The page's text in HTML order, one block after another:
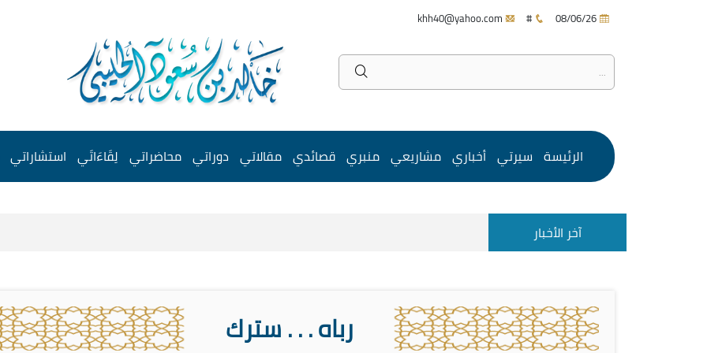
#
الرئيسة سيرتي أخباري مشاريعي منبري قصائدي مقالاتي دوراتي محاضراتي لِقَاءَاتَي استشاراتي
آخر الأخبار
رباه . . . سترك